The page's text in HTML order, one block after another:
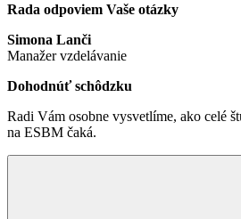
Rada odpoviem Vaše otázky
Simona Lanči
Manažer vzdelávanie
Dohodnúť schôdzku
Radi Vám osobne vysvetlíme, ako celé
na ESBM čaká.